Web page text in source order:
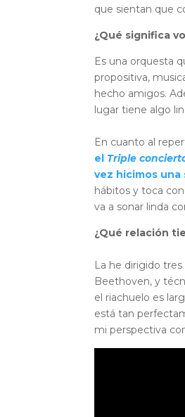
que sientan que
¿Qué significa
Es una orquesta
propositiva,
hecho amigos.
lugar tiene algo
En cuanto al
el Triple
vez hicimos
hábitos y toca
va a sonar linda
¿Qué relación
La he dirigido
Beethoven, y
el riachuelo es
está tan
mi perspectiva